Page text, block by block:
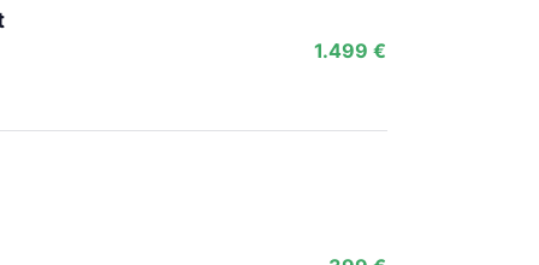
1.499 €